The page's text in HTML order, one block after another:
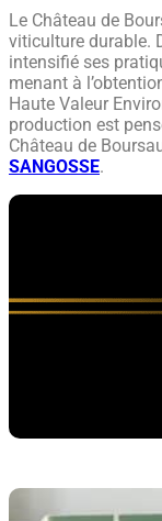
Le Château de
viticulture durable.
intensifié ses
menant à
Haute Valeur
production est
Château de
SANGOSSE.